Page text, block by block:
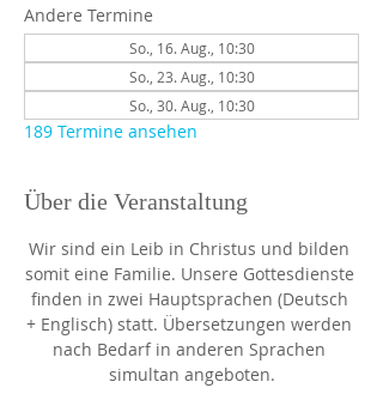
Andere Termine
So., 16. Aug., 10:30
So., 23. Aug., 10:30
So., 30. Aug., 10:30
189 Termine ansehen
Über die Veranstaltung
Wir sind ein Leib in Christus und bilden
somit eine Familie. Unsere Gottesdienste
finden in zwei Hauptsprachen (Deutsch
+ Englisch) statt. Übersetzungen werden
nach Bedarf in anderen Sprachen
simultan angeboten.